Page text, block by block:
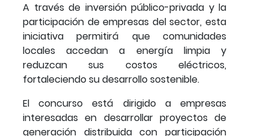
A través de inversión público-privada y la
participación de empresas del sector, esta
iniciativa permitirá que comunidades
locales accedan a energía limpia y
reduzcan sus costos eléctricos,
fortaleciendo su desarrollo sostenible.
El concurso está dirigido a empresas
interesadas en desarrollar proyectos de
generación distribuida con participación